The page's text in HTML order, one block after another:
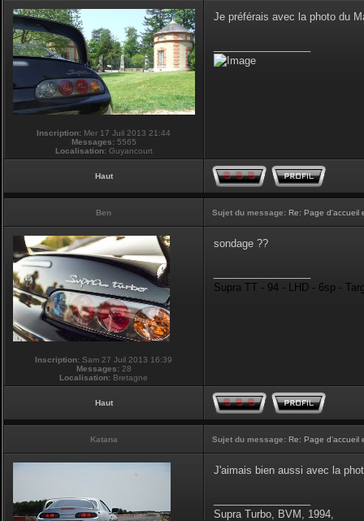
Inscription: Mer 17 Juil 2013 21:44
Messages: 5565
Localisation: Guyancourt
Je préférais avec la photo du
Haut
Ben Sujet du message: Re: Page d'accueil
Inscription: Sam 27 Juil 2013 16:39
Messages: 28
Localisation: Bretagne
sondage ??
Supra TT - 94 - LHD - 6sp -
Haut
Katana Sujet du message: Re: Page d'accueil
J'aimais bien aussi avec la
Supra Turbo, BVM, 1994,